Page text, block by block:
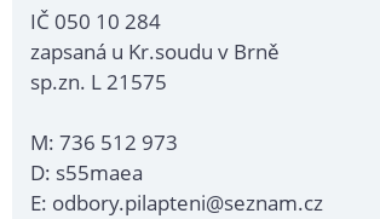
IČ 050 10 284
zapsaná u Kr.soudu v Brně
sp.zn. L 21575
M: 736 512 973
D: s55maea
E: odbory.pilapteni@seznam.cz